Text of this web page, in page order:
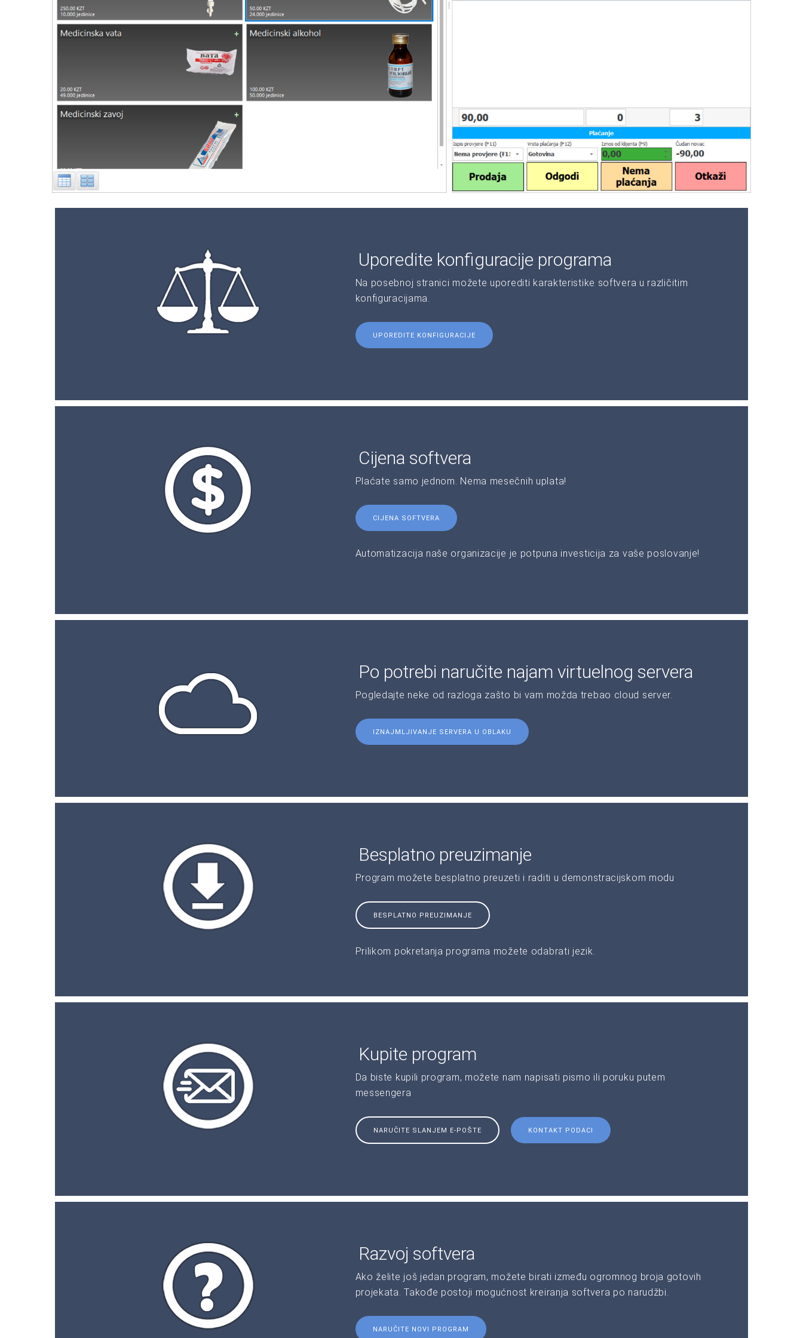
Uporedite konfiguracije programa
Na posebnoj stranici možete uporediti karakteristike softvera u različitim
konfiguracijama.
UPOREDITE KONFIGURACIJE
Cijena softvera
Plaćate samo jednom. Nema mesečnih uplata!
CIJENA SOFTVERA
Automatizacija naše organizacije je potpuna investicija za vaše poslovanje!
Po potrebi naručite najam virtuelnog servera
Pogledajte neke od razloga zašto bi vam možda trebao cloud server.
IZNAJMLJIVANJE SERVERA U OBLAKU
Besplatno preuzimanje
Program možete besplatno preuzeti i raditi u demonstracijskom modu
BESPLATNO PREUZIMANJE
Prilikom pokretanja programa možete odabrati jezik.
Kupite program
Da biste kupili program, možete nam napisati pismo ili poruku putem
messengera
NARUČITE SLANJEM E-POŠTE KONTAKT PODACI
Razvoj softvera
Ako želite još jedan program, možete birati između ogromnog broja gotovih
projekata. Takođe postoji mogućnost kreiranja softvera po narudžbi.
NARUČITE NOVI PROGRAM